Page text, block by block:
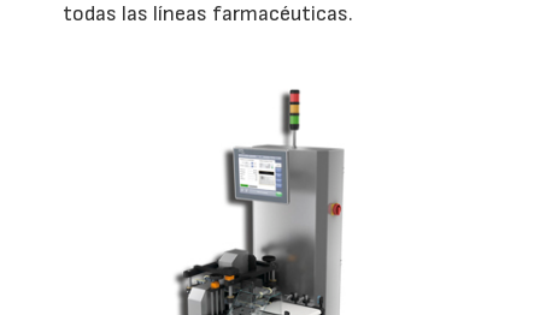
todas las líneas farmacéuticas.